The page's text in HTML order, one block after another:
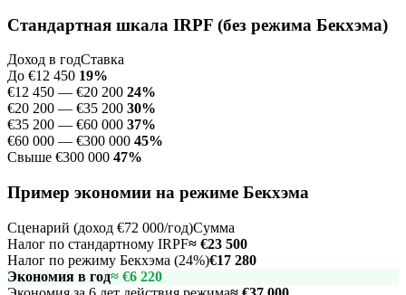
Стандартная шкала IRPF (без режима Бекхэма)
Доход в годСтавка
До €12 450 19%
€12 450 — €20 200 24%
€20 200 — €35 200 30%
€35 200 — €60 000 37%
€60 000 — €300 000 45%
Свыше €300 000 47%
Пример экономии на режиме Бекхэма
Сценарий (доход €72 000/год)Сумма
Налог по стандартному IRPF≈ €23 500
Налог по режиму Бекхэма (24%)€17 280
Экономия в год≈ €6 220